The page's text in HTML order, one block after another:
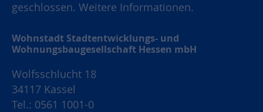
geschlossen. Weitere Informationen.
Wohnstadt Stadtentwicklungs- und
Wohnungsbaugesellschaft Hessen mbH
Wolfsschlucht 18
34117 Kassel
Tel.: 0561 1001-0